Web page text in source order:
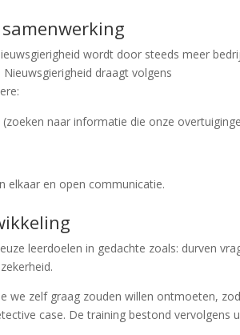
wordt door steeds meer
draagt volgens
naar informatie die onze
elkaar en open communicatie.
leerdoelen in gedachte zoals: durven
we zelf graag zouden willen ontmoeten,
case. De training bestond vervolgens